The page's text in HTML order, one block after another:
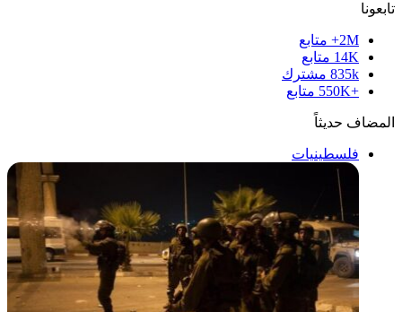
تابعونا
2M+
متابع
14K متابع
835k مشترك
+550K
متابع
المضاف حديثاً
فلسطينيات